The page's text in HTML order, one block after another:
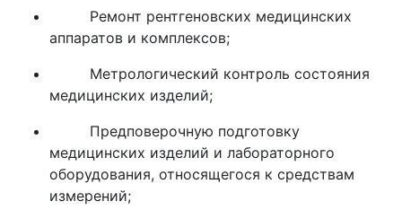
Ремонт рентгеновских медицинских
аппаратов и комплексов;
Метрологический контроль состояния
медицинских изделий;
Предповерочную подготовку
медицинских изделий и лабораторного
оборудования, относящегося к средствам
измерений;